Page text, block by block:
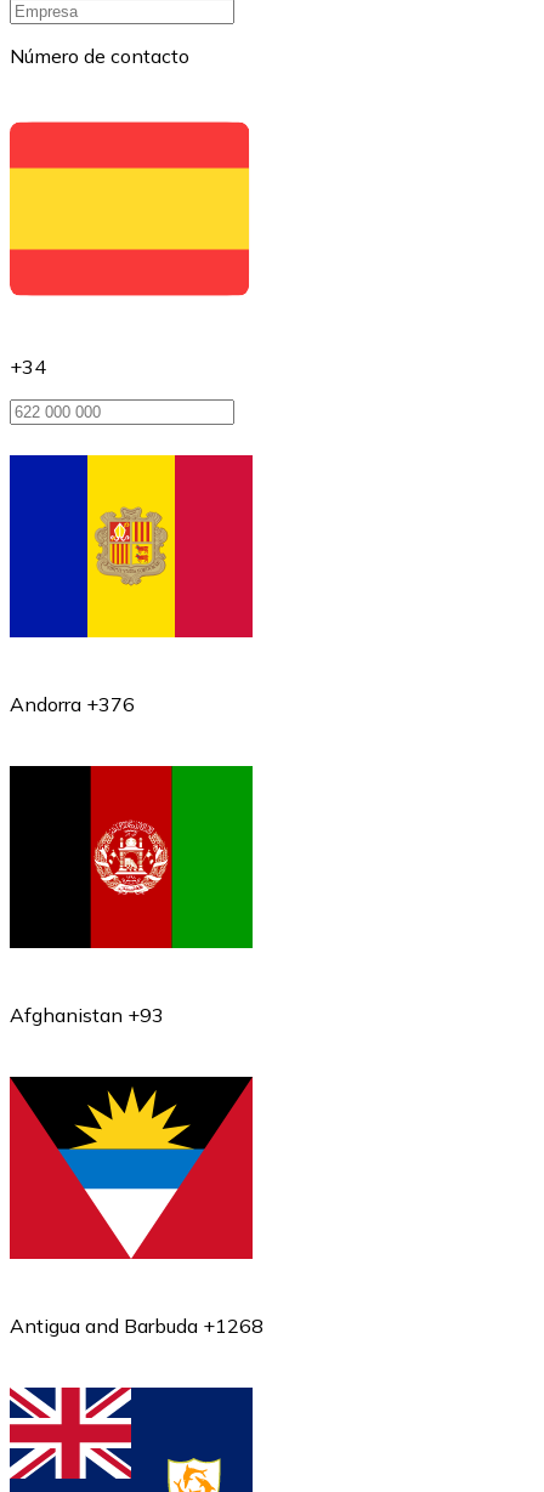
Número de contacto
+34
Andorra +376
Afghanistan +93
Antigua and Barbuda +1268